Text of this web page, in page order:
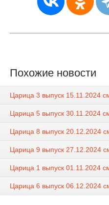
Похожие новости
Царица 3 выпуск 15.11.2024
Царица 5 выпуск 30.11.2024
Царица 8 выпуск 20.12.2024
Царица 9 выпуск 27.12.2024
Царица 1 выпуск 01.11.2024
Царица 6 выпуск 06.12.2024